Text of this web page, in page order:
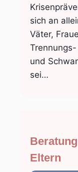
sich an
Väter,
und
sei…
Eltern